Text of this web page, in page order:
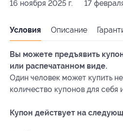
16 ноября 2025 г. 17
Условия Описание
Вы можете предъявить
или распечатанном виде.
Один человек может купить
количество купонов для себя
Купон действует на